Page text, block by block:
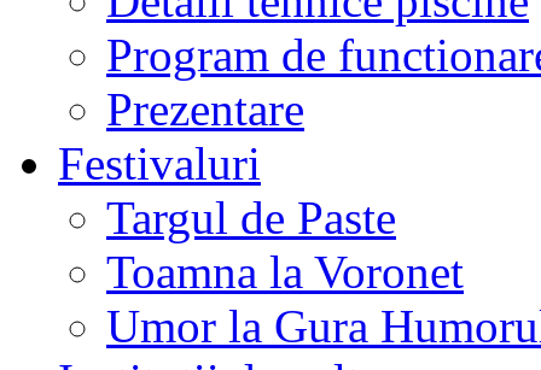
Program de
Prezentare
Festivaluri
Targul de Paste
Toamna la Voronet
Umor la Gura